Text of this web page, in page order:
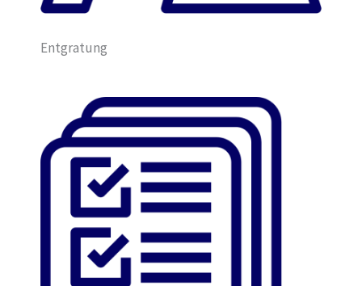
Entgratung